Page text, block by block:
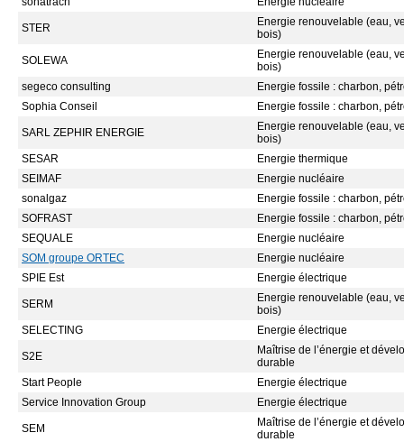
STER
Energie renouvelable (eau,
bois)
SOLEWA
Energie renouvelable (eau,
bois)
segeco consulting
Energie fossile : charbon,
Sophia Conseil
Energie fossile : charbon,
SARL ZEPHIR ENERGIE
Energie renouvelable (eau,
bois)
SESAR
Energie thermique
SEIMAF
Energie nucléaire
sonalgaz
Energie fossile : charbon,
SOFRAST
Energie fossile : charbon,
SEQUALE
Energie nucléaire
SOM groupe ORTEC
Energie nucléaire
SPIE Est
Energie électrique
SERM
Energie renouvelable (eau,
bois)
SELECTING
Energie électrique
S2E
Maîtrise de l’énergie et
durable
Start People
Energie électrique
Service Innovation Group
Energie électrique
SEM
Maîtrise de l’énergie et
durable